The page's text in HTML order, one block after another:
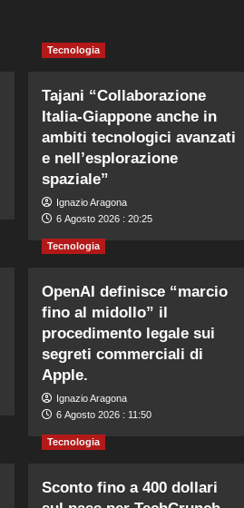
Tecnologia
Tajani “Collaborazione
Italia-Giappone anche in
ambiti tecnologici avanzati
e nell’esplorazione
spaziale”
Ignazio Aragona
6 Agosto 2026 : 20:25
Tecnologia
OpenAI definisce “marcio
fino al midollo” il
procedimento legale sui
segreti commerciali di
Apple.
Ignazio Aragona
6 Agosto 2026 : 11:50
Tecnologia
Sconto fino a 400 dollari